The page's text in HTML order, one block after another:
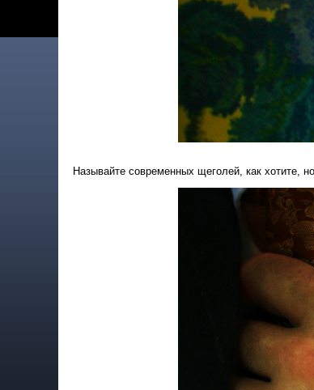
Называйте современных щеголей, как хотите,